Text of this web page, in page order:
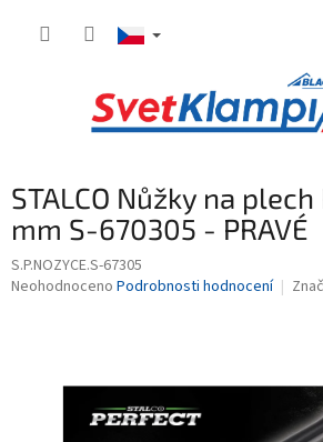
STALCO Nůžky na
mm S-670305 - PRAVÉ
S.P.NOZYCE.S-67305
Průměrné
Neohodnoceno Podrobnosti hodnocení